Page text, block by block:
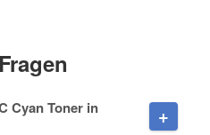
Cyan Toner in